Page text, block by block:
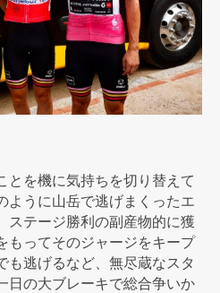
とを機に気持ちを切り替えて
ように山岳で逃げまくったエ
ステージ勝利の副産物的に獲
もってそのジャージをキープ
も逃げるなど、無尽蔵なスタ
日の大ブレーキで総合争いか